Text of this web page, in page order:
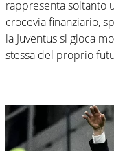
rappresenta soltanto
crocevia finanziario,
la Juventus si gioca
stessa del proprio